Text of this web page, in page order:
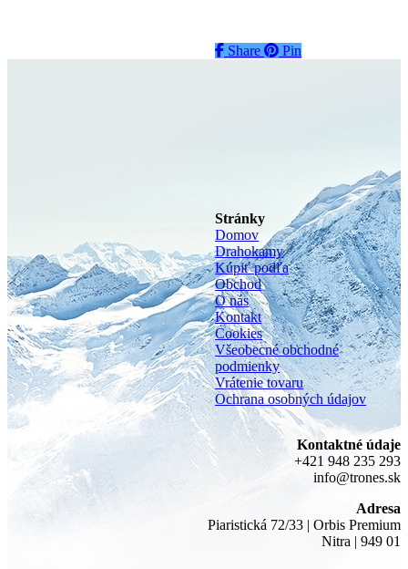
Share
Share Pin
Stránky
Domov
Drahokamy
Kúpiť podľa
Obchod
O nás
Kontakt
Cookies
Všeobecné obchodné
podmienky
Vrátenie tovaru
Ochrana osobných údajov
Kontaktné údaje
+421 948 235 293
info@trones.sk
Adresa
Piaristická 72/33 | Orbis Premium
Nitra | 949 01